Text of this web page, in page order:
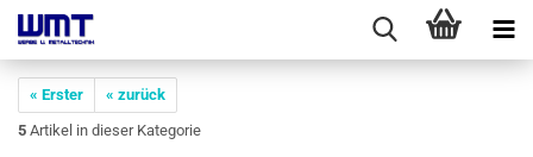
« Erster
« zurück
5 Artikel in dieser Kategorie